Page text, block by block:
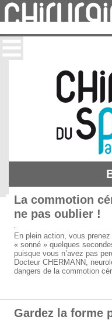
La commotion
ne pas oublier !
.
En plein action, vous
« sonné » quelques
puisque vous n’avez pas
Docteur CHERMANN,
dangers de la commotion
Gardez la forme